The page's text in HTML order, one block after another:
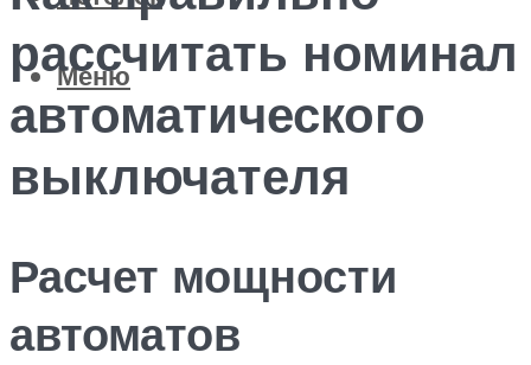
Меню
рассчитать номинал
автоматического
выключателя
Расчет мощности
автоматов